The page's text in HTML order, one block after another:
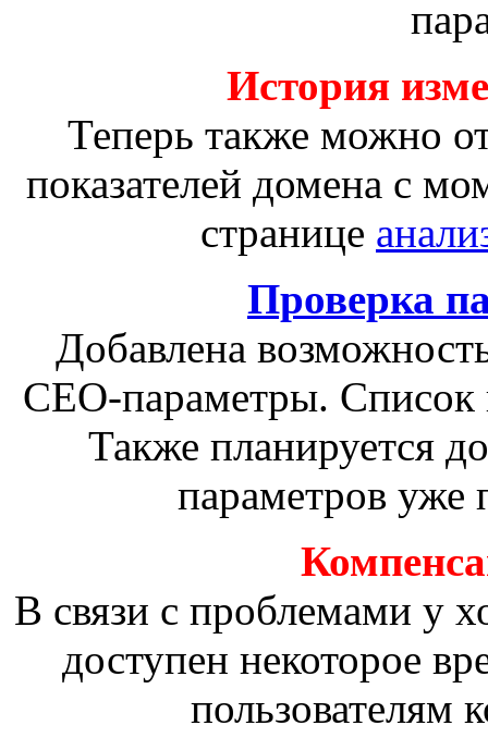
История
Теперь также можно
показателей домена с
странице
Проверка
Добавлена
СЕО-параметры. Список
Также планируется
параметров уже
В связи с проблемами у
доступен некоторое
пользователям